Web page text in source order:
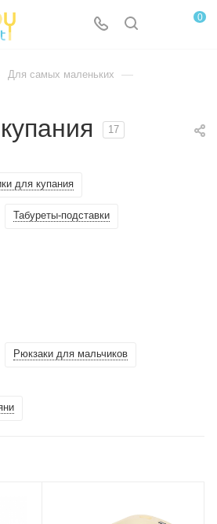
0
Для самых маленьких —
17
для купания
Табуреты-подставки
Рюкзаки для мальчиков